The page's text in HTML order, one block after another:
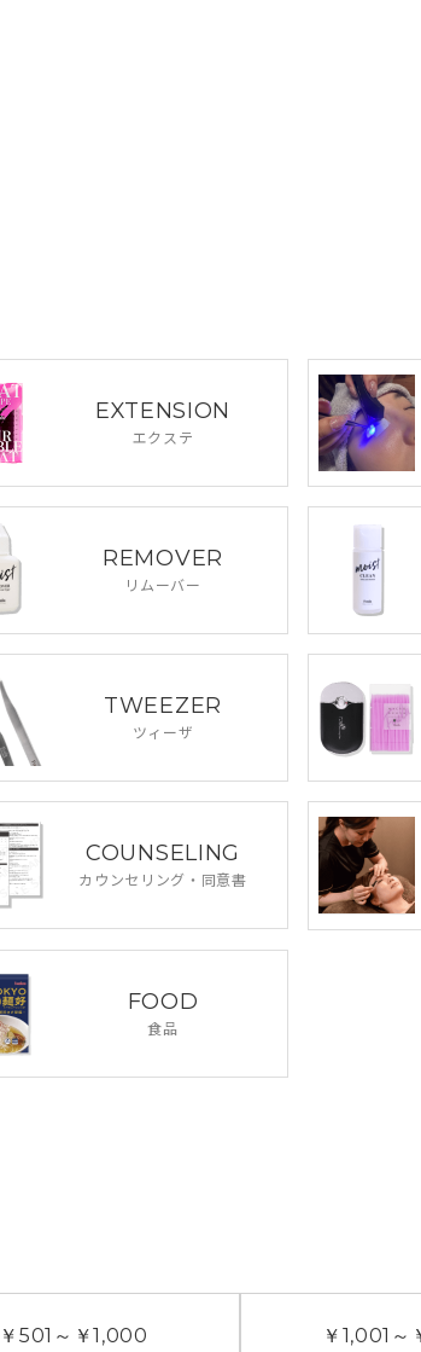
EXTENSION
エクステ
REMOVER
リムーバー
TWEEZER
ツィーザ
COUNSELING
カウンセリング・ 同意書
FOOD
食品
￥501 ～ ￥1,000 ￥1,001 ～